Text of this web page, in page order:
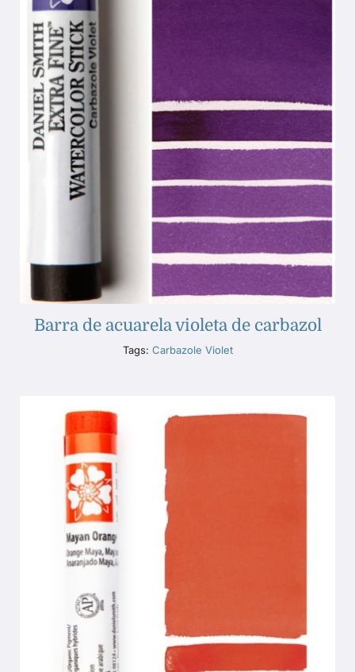
Barra de acuarela violeta de carbazol
Tags: Carbazole Violet